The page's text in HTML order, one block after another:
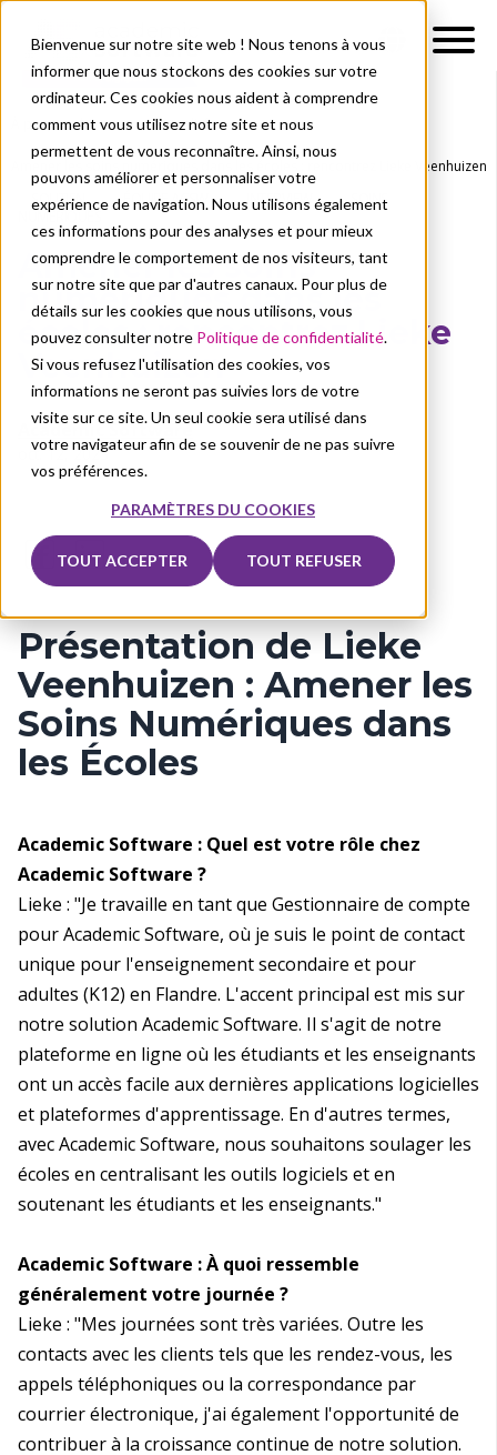
Bienvenue sur notre site web ! Nous tenons à vous
informer que nous stockons des cookies sur votre
ordinateur. Ces cookies nous aident à comprendre
comment vous utilisez notre site et nous
permettent de vous reconnaître. Ainsi, nous
pouvons améliorer et personnaliser votre
expérience de navigation. Nous utilisons également
ces informations pour des analyses et pour mieux
comprendre le comportement de nos visiteurs, tant
sur notre site que par d'autres canaux. Pour plus de
détails sur les cookies que nous utilisons, vous
pouvez consulter notre Politique de confidentialité.
Si vous refusez l'utilisation des cookies, vos
informations ne seront pas suivies lors de votre
visite sur ce site. Un seul cookie sera utilisé dans
votre navigateur afin de se souvenir de ne pas suivre
vos préférences.
PARAMÈTRES DU COOKIES
TOUT ACCEPTER TOUT REFUSER
À propos de nous Actualités
Amener les soins numériques dans les écoles : rencontrez Lieke Veenhuizen
SOUTIEN ÉQUIPE ACSW INTERVIEW
SOINS
Amener les soins
numériques dans les
écoles : rencontrez Lieke
Veenhuizen
Academic Software
oct. 12, 2023
Présentation de Lieke
Veenhuizen : Amener les
Soins Numériques dans
les Écoles
Academic Software : Quel est votre rôle chez
Academic Software ?
Lieke : "Je travaille en tant que Gestionnaire de compte
pour Academic Software, où je suis le point de contact
unique pour l'enseignement secondaire et pour
adultes (K12) en Flandre. L'accent principal est mis sur
notre solution Academic Software. Il s'agit de notre
plateforme en ligne où les étudiants et les enseignants
ont un accès facile aux dernières applications logicielles
et plateformes d'apprentissage. En d'autres termes,
avec Academic Software, nous souhaitons soulager les
écoles en centralisant les outils logiciels et en
soutenant les étudiants et les enseignants."
Academic Software : À quoi ressemble
généralement votre journée ?
Lieke : "Mes journées sont très variées. Outre les
contacts avec les clients tels que les rendez-vous, les
appels téléphoniques ou la correspondance par
courrier électronique, j'ai également l'opportunité de
contribuer à la croissance continue de notre solution.